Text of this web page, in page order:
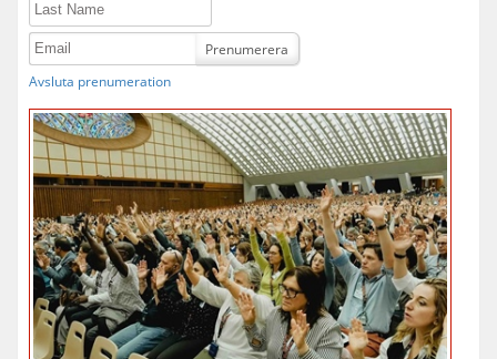
Last Name
Email
Prenumerera
Avsluta prenumeration